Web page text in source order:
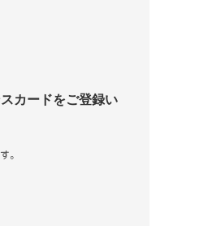
カードをご登録い
。